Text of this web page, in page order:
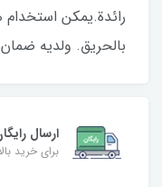
رائدة.يمكن استخدام
بالحريق. ولديه
ارسال
برای خرید بالای 1000000